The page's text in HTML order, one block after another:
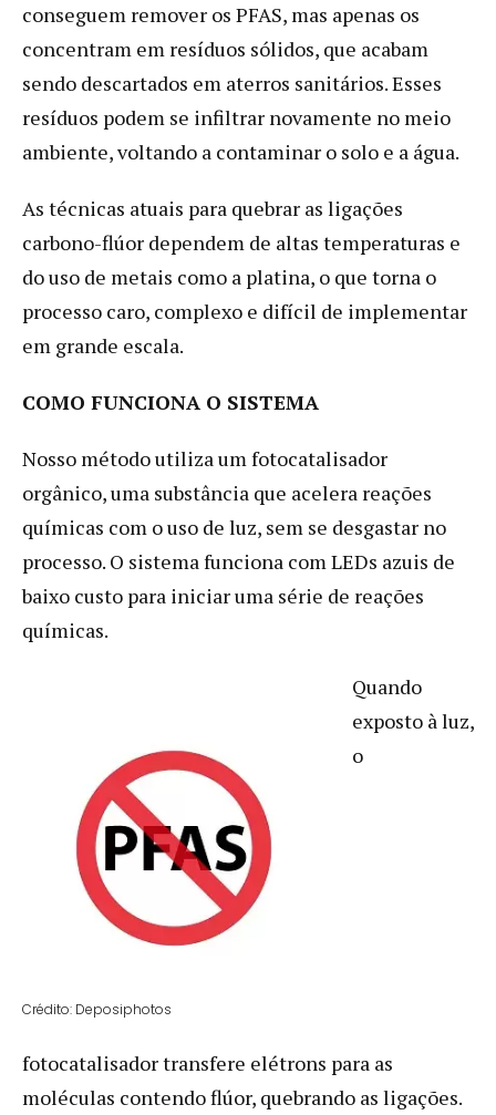
conseguem remover os PFAS, mas apenas os
concentram em resíduos sólidos, que acabam
sendo descartados em aterros sanitários. Esses
resíduos podem se infiltrar novamente no meio
ambiente, voltando a contaminar o solo e a água.
As técnicas atuais para quebrar as ligações
carbono-flúor dependem de altas temperaturas e
do uso de metais como a platina, o que torna o
processo caro, complexo e difícil de implementar
em grande escala.
COMO FUNCIONA O SISTEMA
Nosso método utiliza um fotocatalisador
orgânico, uma substância que acelera reações
químicas com o uso de luz, sem se desgastar no
processo. O sistema funciona com LEDs azuis de
baixo custo para iniciar uma série de reações
químicas.
Crédito: Deposiphotos
Quando
exposto à luz,
o
fotocatalisador transfere elétrons para as
moléculas contendo flúor, quebrando as ligações.